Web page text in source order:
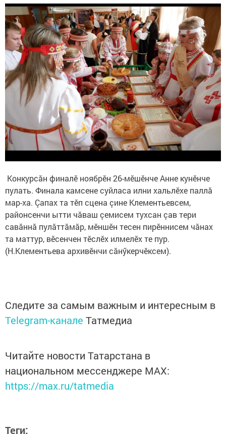
Конкурсăн финалӗ ноябрӗн 26-мӗшӗнче Анне кунӗнче
пулать. Финала камсене суйласа илни хальлӗхе паллă
мар-ха. Çапах та тӗп сцена çине Клементьевсем,
районсенчи ытти чăваш çемисем тухсан çав тери
савăннă пулăттăмăр, мӗншӗн тесен пирӗннисем чăнах
та маттур, вӗсенчен тӗслӗх илмелӗх те пур.
(Н.Клементьева архивӗнчи сăнӳкерчӗксем).
Следите за самым важным и интересным в
Telegram-канале Татмедиа
Читайте новости Татарстана в
национальном мессенджере MАХ:
https://max.ru/tatmedia
Теги: